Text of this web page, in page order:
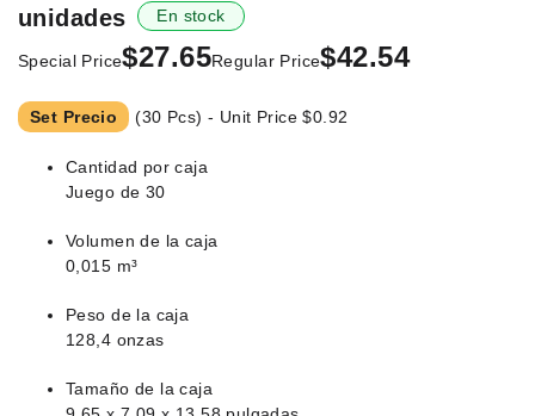
de
galería
imágenes.
unidades
En stock
Special Price$27.65Regular Price$42.54
Set Precio (30 Pcs) - Unit Price$0.92
Cantidad por caja
Juego de 30
Volumen de la caja
0,015 m³
Peso de la caja
128,4 onzas
Tamaño de la caja